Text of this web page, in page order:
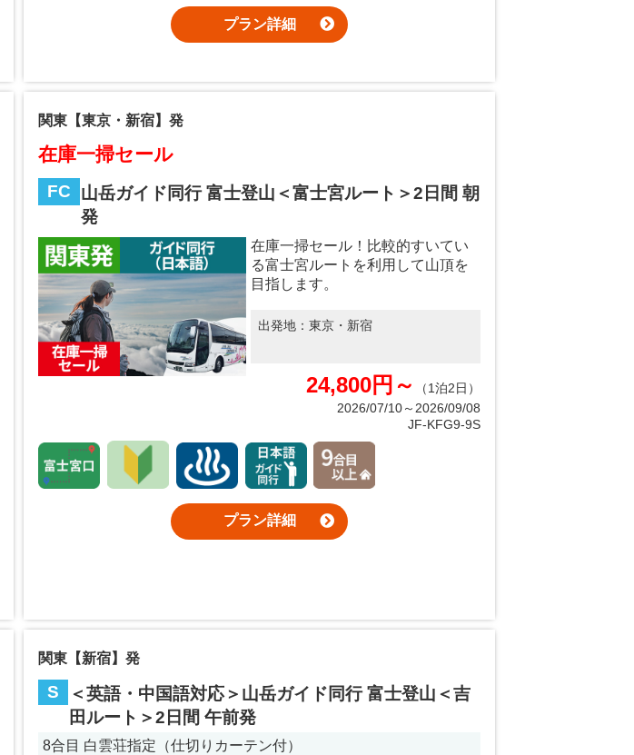
プラン詳細
関東【東京・新宿】発
在庫一掃セール
FC
山岳ガイド同行 富士登山＜富士宮ルート＞2日間 朝
発
在庫一掃セール！比較的すいてい
る富士宮ルートを利用して山頂を
目指します。
出発地： 東京・新宿
24,800円～
（1泊2日）
2026/07/10～2026/09/08
JF-KFG9-9S
プラン詳細
関東【新宿】発
S
＜英語・中国語対応＞山岳ガイド同行 富士登山＜吉
田ルート＞2日間 午前発
8合目 白雲荘指定（仕切りカーテン付）